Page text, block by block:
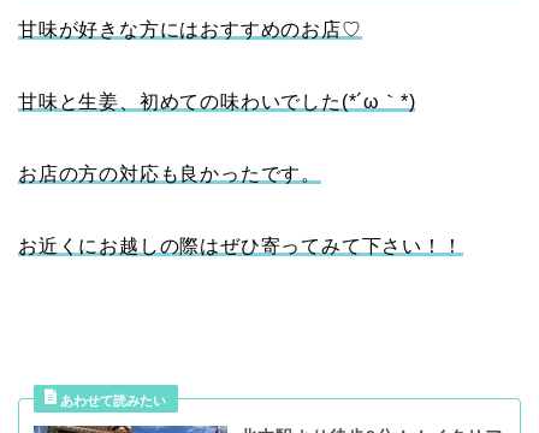
甘味が好きな方にはおすすめのお店♡
甘味と生姜、初めての味わいでした(*´ω｀*)
お店の方の対応も良かったです。
お近くにお越しの際はぜひ寄ってみて下さい！！